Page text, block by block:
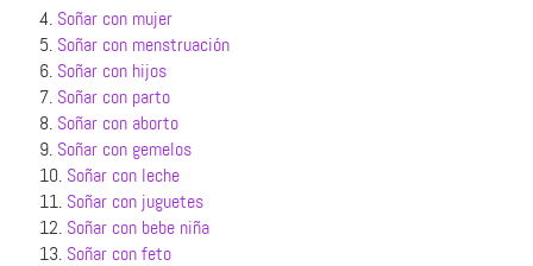
4. Soñar con mujer
5. Soñar con menstruación
6. Soñar con hijos
7. Soñar con parto
8. Soñar con aborto
9. Soñar con gemelos
10. Soñar con leche
11. Soñar con juguetes
12. Soñar con bebe niña
13. Soñar con feto